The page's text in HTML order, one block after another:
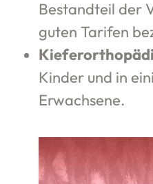
Bestandteil der
guten Tarifen
Kinder und in
Erwachsene.